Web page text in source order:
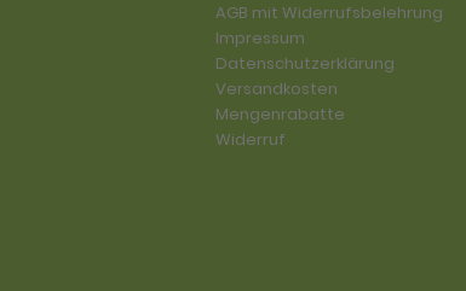
AGB mit Widerrufsbelehrung
Impressum
Datenschutzerklärung
Versandkosten
Mengenrabatte
Widerruf